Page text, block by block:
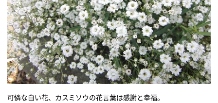
可憐な白い花、カスミソウの花言葉は感謝と幸福。